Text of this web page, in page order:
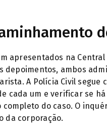
apresentados na
depoimentos, ambos
A Polícia Civil
cada um e verificar se
do caso. O
da corporação.